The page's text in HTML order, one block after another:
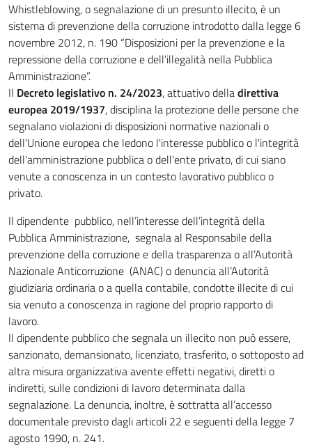
Whistleblowing, o segnalazione di un presunto illecito, è un
sistema di prevenzione della corruzione introdotto dalla legge 6
novembre 2012, n. 190 “Disposizioni per la prevenzione e la
repressione della corruzione e dell’illegalità nella Pubblica
Amministrazione”.
Il Decreto legislativo n. 24/2023, attuativo delladirettiva
europea 2019/1937, disciplina la protezione delle persone che
segnalano violazioni di disposizioni normative nazionali o
dell'Unione europea che ledono l'interesse pubblico o l'integrità
dell'amministrazione pubblica o dell'ente privato, di cui siano
venute a conoscenza in un contesto lavorativo pubblico o
privato.
Il dipendente pubblico, nell’interesse dell’integrità della
Pubblica Amministrazione, segnala al Responsabile della
prevenzione della corruzione e della trasparenza o all’Autorità
Nazionale Anticorruzione (ANAC) o denuncia all’Autorità
giudiziaria ordinaria o a quella contabile, condotte illecite di cui
sia venuto a conoscenza in ragione del proprio rapporto di
lavoro.
Il dipendente pubblico che segnala un illecito non può essere,
sanzionato, demansionato, licenziato, trasferito, o sottoposto ad
altra misura organizzativa avente effetti negativi, diretti o
indiretti, sulle condizioni di lavoro determinata dalla
segnalazione. La denuncia, inoltre, è sottratta all’accesso
documentale previsto dagli articoli 22 e seguenti della legge 7
agosto 1990, n. 241.